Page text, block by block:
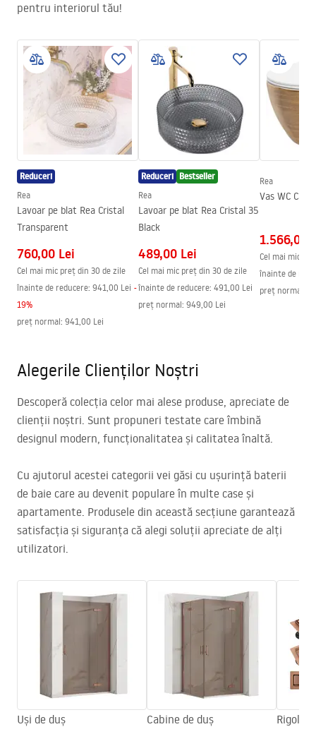
pentru interiorul tău!
Reduceri
Rea
Lavoar pe blat Rea Cristal
Transparent
760,00 Lei
Cel mai mic preț din 30 de zile
înainte de reducere: 941,00 Lei -
19%
preț normal: 941,00 Lei
Reduceri Bestseller
Rea
Lavoar pe blat Rea Cristal 35
Black
489,00 Lei
Cel mai mic preț din 30 de zile
înainte de reducere: 491,00 Lei
preț normal: 949,00 Lei
Rea
Vas WC
1.566,00
Cel mai mic
înainte de
preț normal
Alegerile Clienților Noștri
Descoperă colecția celor mai alese produse, apreciate de
clienții noștri. Sunt propuneri testate care îmbină
designul modern, funcționalitatea și calitatea înaltă.
Cu ajutorul acestei categorii vei găsi cu ușurință baterii
de baie care au devenit populare în multe case și
apartamente. Produsele din această secțiune garantează
satisfacția și siguranța că alegi soluții apreciate de alți
utilizatori.
Uși de duș Cabine de duș Rigole